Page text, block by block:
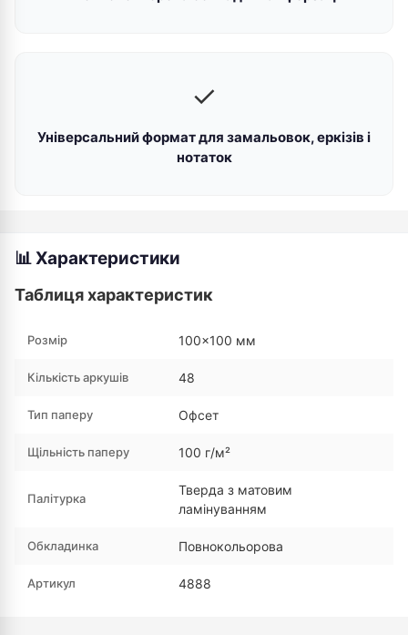
✓
Універсальний формат для замальовок, еркізів і
нотаток
📊 Характеристики
Таблиця характеристик
Розмір 100×100 мм
Кількість аркушів 48
Тип паперу Офсет
Щільність паперу 100 г/м²
Палітурка
Тверда з матовим
ламінуванням
Обкладинка Повнокольорова
Артикул 4888